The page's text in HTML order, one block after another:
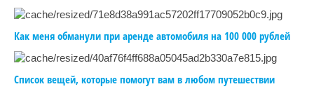
Как меня обманули при аренде автомобиля на 100 000 рублей
Список вещей, которые помогут вам в любом путешествии